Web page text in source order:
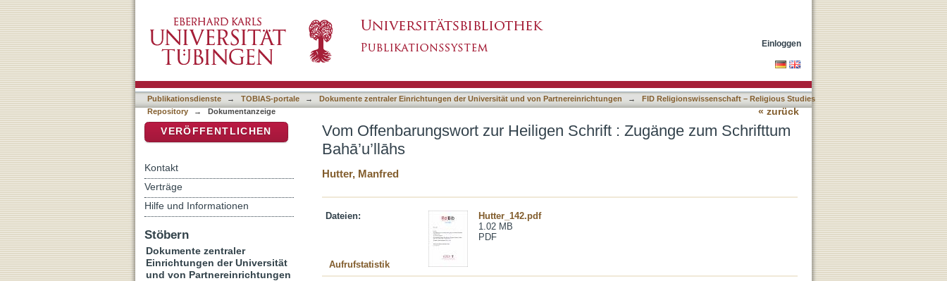
Einloggen
Publikationsdienste → TOBIAS-portale → Dokumente zentraler Einrichtungen der Universität und von Partnereinrichtungen →
FID Religionswissenschaft – Religious Studies
Repository
→ Dokumentanzeige « zurück
Vom Offenbarungswort zur Heiligen Schrift : Zugänge zum Schrifttum
Bahā’u’llāhs
Hutter, Manfred
Dateien:
Hutter_142.pdf
1.02 MB
PDF
Aufrufstatistik
VERÖFFENTLICHEN
Kontakt
Verträge
Hilfe und Informationen
Stöbern
Dokumente zentraler
Einrichtungen der Universität
und von Partnereinrichtungen